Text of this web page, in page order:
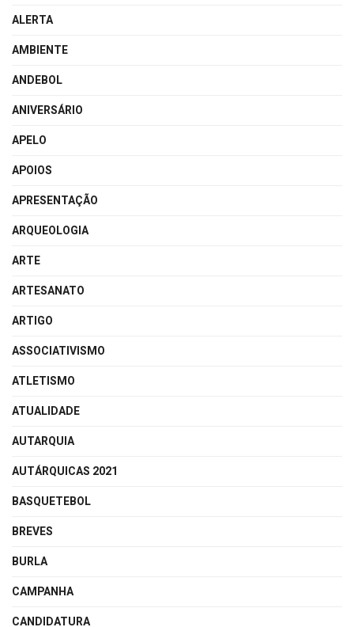
ALERTA
AMBIENTE
ANDEBOL
ANIVERSÁRIO
APELO
APOIOS
APRESENTAÇÃO
ARQUEOLOGIA
ARTE
ARTESANATO
ARTIGO
ASSOCIATIVISMO
ATLETISMO
ATUALIDADE
AUTARQUIA
AUTÁRQUICAS 2021
BASQUETEBOL
BREVES
BURLA
CAMPANHA
CANDIDATURA